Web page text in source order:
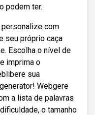
podem ter.
com
seu próprio caça
Escolha o nível de
imprima o
sua
Webgere
a lista de palavras
o tamanho